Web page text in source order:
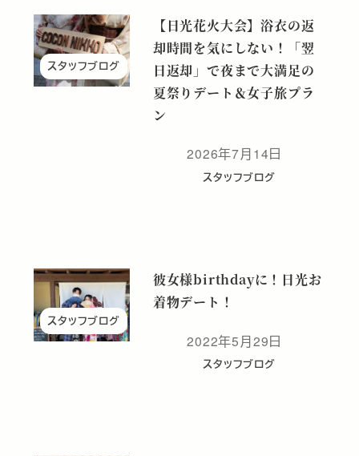
スタッフブログ
【日光花火大会】浴衣の返
却時間を気にしない！「翌
日返却」で夜まで大満足の
夏祭りデート＆女子旅プラ
ン
投稿日
2026年7月14日
スタッフブログ
スタッフブログ
彼女様birthdayに！日光お
着物デート！
投稿日
2022年5月29日
スタッフブログ